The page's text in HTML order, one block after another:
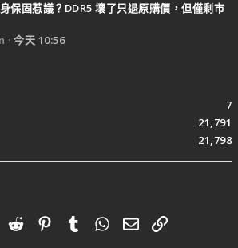
保固惹議？DDR5 壞了只退原購價，但僅剩市
今天 10:56
7
21,791
21,798
RedditPinterestTumblrWhatsApp
電子郵件
連結